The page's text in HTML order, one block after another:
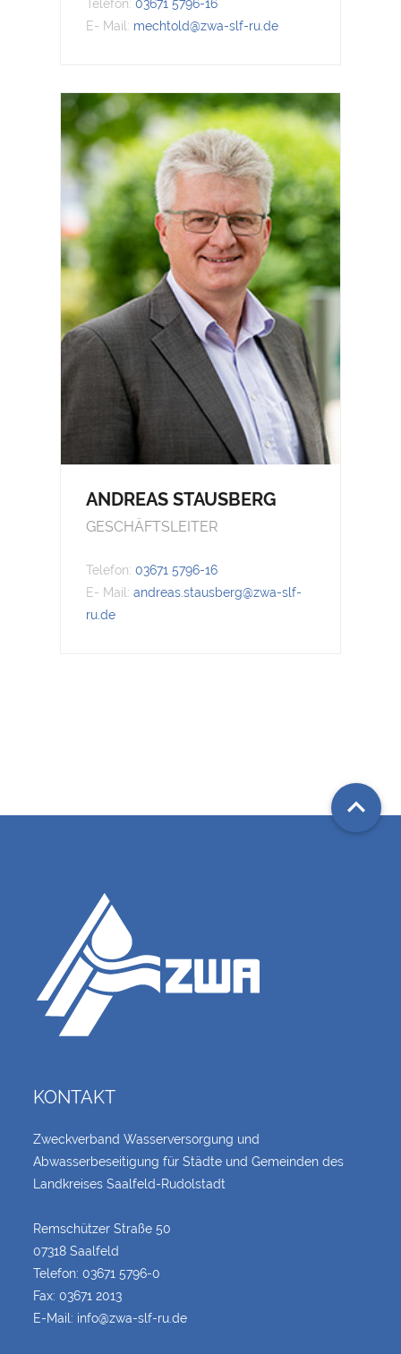
Telefon:03671 5796-16
E- Mail: mechtold@zwa-slf-ru.de
ANDREAS STAUSBERG
GESCHÄFTSLEITER
Telefon:03671 5796-16
E- Mail:andreas.stausberg@zwa-slf-
ru.de

KONTAKT
Zweckverband Wasserversorgung und
Abwasserbeseitigung für Städte und Gemeinden des
Landkreises Saalfeld-Rudolstadt
Remschützer Straße 50
07318 Saalfeld
Telefon:03671 5796-0
Fax: 03671 2013
E-Mail: info@zwa-slf-ru.de